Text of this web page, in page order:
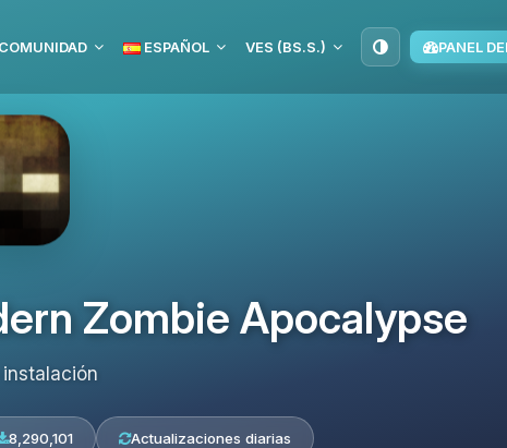
COMUNIDAD ESPAÑOL VES (BS.S.) PANEL
Zombie Apocalypse
8,290,101 Actualizaciones diarias